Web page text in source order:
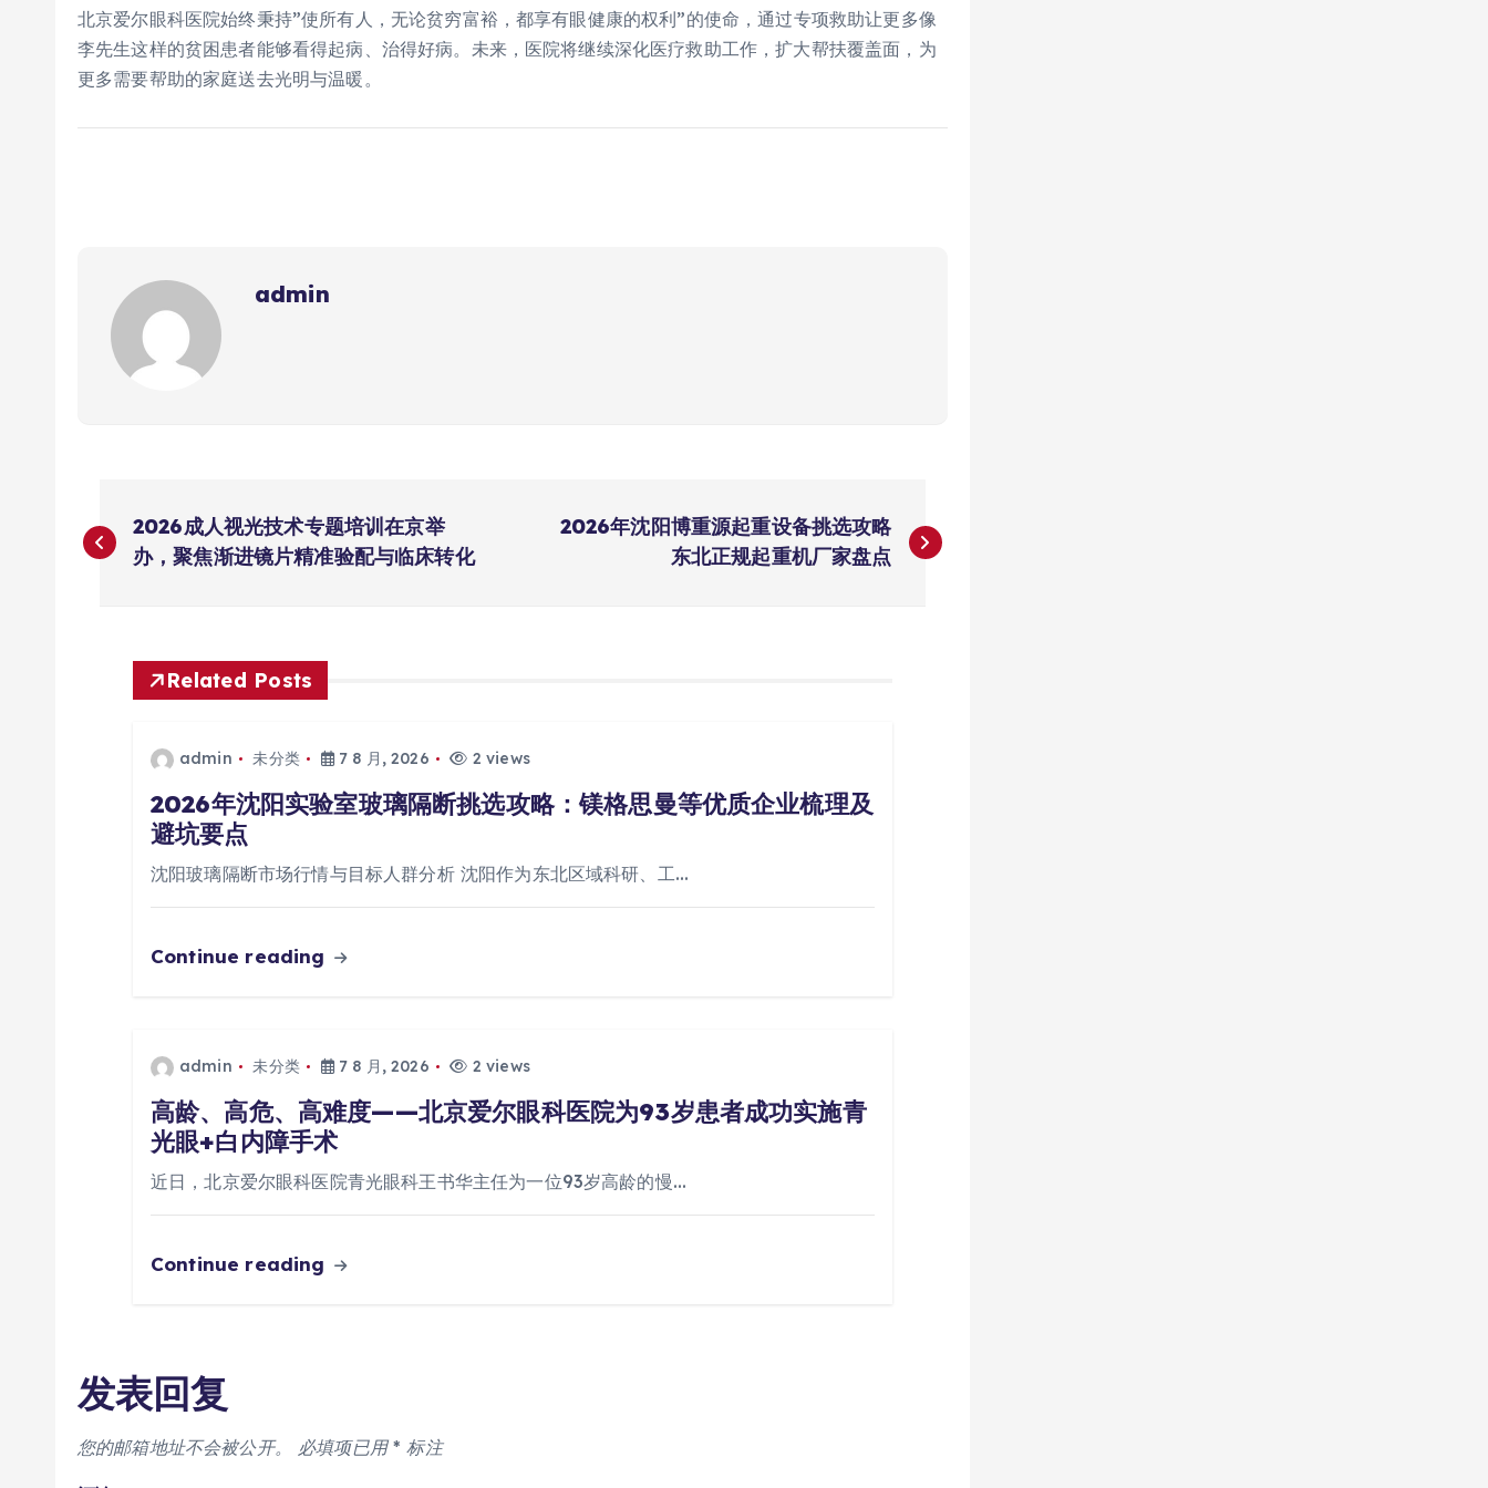
北京爱尔眼科医院始终秉持”使所有人，无论贫穷富裕，都享有眼健康的权利”的使命，通过专项救助让更多像
李先生这样的贫困患者能够看得起病、治得好病。未来，医院将继续深化医疗救助工作，扩大帮扶覆盖面，为
更多需要帮助的家庭送去光明与温暖。
admin
文
章
2026成人视光技术专题培训在京举
办，聚焦渐进镜片精准验配与临床转化
2026年沈阳博重源起重设备挑选攻略
东北正规起重机厂家盘点
Related Posts
admin 未分类 7 8 月, 2026 2 views
2026年沈阳实验室玻璃隔断挑选攻略：镁格思曼等优质企业梳理及
避坑要点
沈阳玻璃隔断市场行情与目标人群分析 沈阳作为东北区域科研、工…
Continue reading
admin 未分类 7 8 月, 2026 2 views
高龄、高危、高难度——北京爱尔眼科医院为93岁患者成功实施青
光眼+白内障手术
近日，北京爱尔眼科医院青光眼科王书华主任为一位93岁高龄的慢…
Continue reading
发表回复
您的邮箱地址不会被公开。 必填项已用* 标注